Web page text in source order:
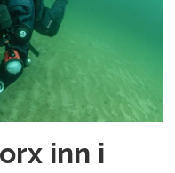
inn i